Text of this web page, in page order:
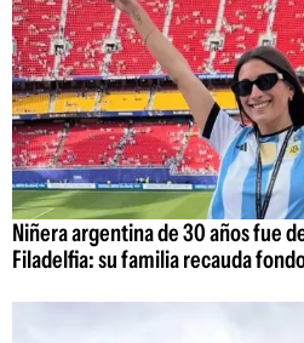
Niñera argentina de 30 años fue
Filadelfia: su familia recauda